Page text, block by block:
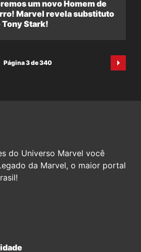
um novo Homem de
Marvel revela substituto
Tony Stark!
Página 3 de 340
do Universo Marvel você
da Marvel, o maior portal